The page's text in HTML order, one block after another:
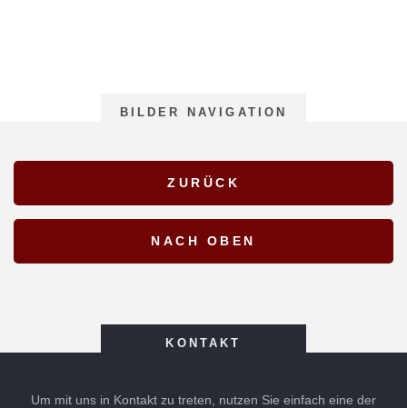
BILDER NAVIGATION
KONTAKT
Um mit uns in Kontakt zu treten, nutzen Sie einfach eine der